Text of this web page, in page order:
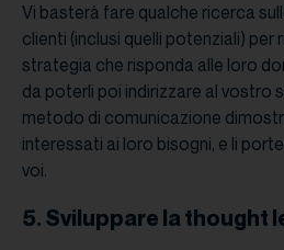
Vi basterà fare qualche ricerca
clienti (inclusi quelli potenziali) per
strategia che risponda alle loro
da poterli poi indirizzare al vostro
metodo di comunicazione
interessati ai loro bisogni, e li
voi.
5. Sviluppare la thought